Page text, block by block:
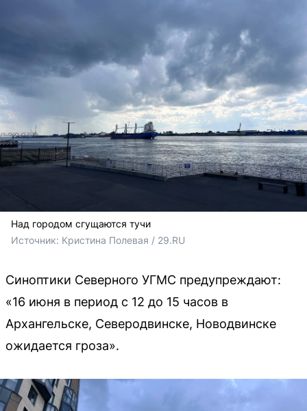
Над городом сгущаются тучи
Источник: Кристина Полевая / 29.RU
Синоптики Северного УГМС предупреждают:
«16 июня в период с 12 до 15 часов в
Архангельске, Северодвинске, Новодвинске
ожидается гроза».